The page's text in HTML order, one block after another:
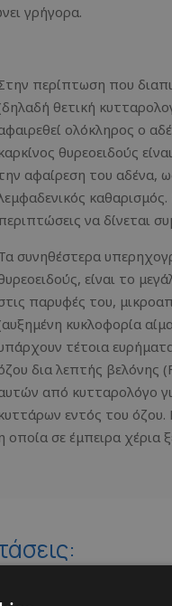
γρήγορα.
περίπτωση που
θετική
ολόκληρος ο
καρκίνος θυρεοειδούς
αφαίρεση του αδένα,
καθαρισμός.
να δίνεται
συνηθέστερα
είναι το
παρυφές του,
κυκλοφορία
τέτοια
δια λεπτής βελόνης
από κυτταρολόγο
κυττάρων εντός του όζου.
η οποία σε έμπειρα χέρια
αδένας